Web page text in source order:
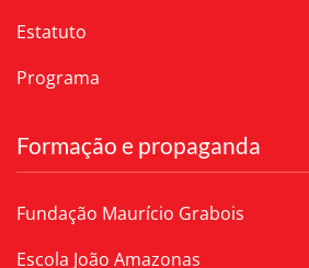
Estatuto
Programa
Formação e propaganda
Fundação Maurício Grabois
Escola João Amazonas